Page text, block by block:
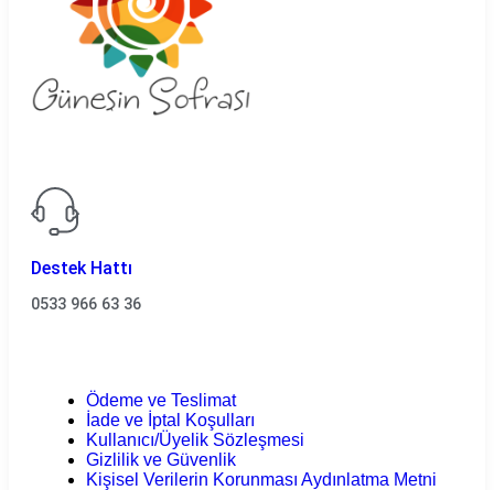
Destek Hattı
0533 966 63 36
Ödeme ve Teslimat
İade ve İptal Koşulları
Kullanıcı/Üyelik Sözleşmesi
Gizlilik ve Güvenlik
Kişisel Verilerin Korunması Aydınlatma Metni